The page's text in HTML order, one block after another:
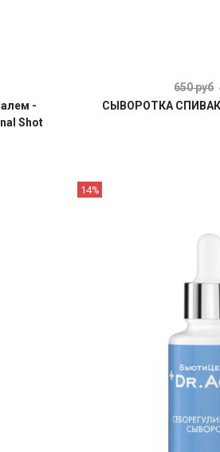
-
Shot
650 руб
СЫВОРОТКА
14%